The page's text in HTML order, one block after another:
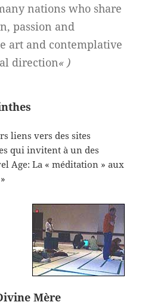
nations who share
passion and
art and contemplative
direction« )
liens vers des sites
qui invitent à un des
Age: La « méditation » aux
Mère